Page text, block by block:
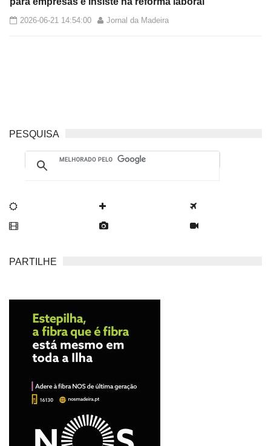
2026-06-21 14:54:00 Jornal da Madeira
PESQUISA
PARTILHE